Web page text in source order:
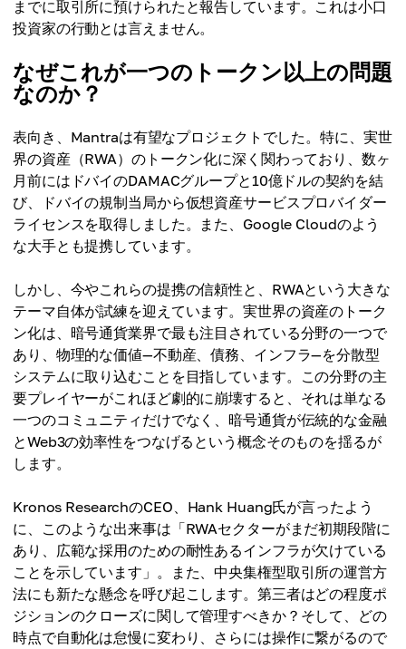
までに取引所に預けられたと報告しています。これは小口
投資家の行動とは言えません。
なぜこれが一つのトークン以上の問題
なのか？
表向き、Mantraは有望なプロジェクトでした。特に、実世
界の資産（RWA）のトークン化に深く関わっており、数ヶ
月前にはドバイのDAMACグループと10億ドルの契約を結
び、ドバイの規制当局から仮想資産サービスプロバイダー
ライセンスを取得しました。また、Google Cloudのよう
な大手とも提携しています。
しかし、今やこれらの提携の信頼性と、RWAという大きな
テーマ自体が試練を迎えています。実世界の資産のトーク
ン化は、暗号通貨業界で最も注目されている分野の一つで
あり、物理的な価値—不動産、債務、インフラ—を分散型
システムに取り込むことを目指しています。この分野の主
要プレイヤーがこれほど劇的に崩壊すると、それは単なる
一つのコミュニティだけでなく、暗号通貨が伝統的な金融
とWeb3の効率性をつなげるという概念そのものを揺るが
します。
Kronos ResearchのCEO、Hank Huang氏が言ったよう
に、このような出来事は「RWAセクターがまだ初期段階に
あり、広範な採用のための耐性あるインフラが欠けている
ことを示しています」。また、中央集権型取引所の運営方
法にも新たな懸念を呼び起こします。第三者はどの程度ポ
ジションのクローズに関して管理すべきか？そして、どの
時点で自動化は怠慢に変わり、さらには操作に繋がるので